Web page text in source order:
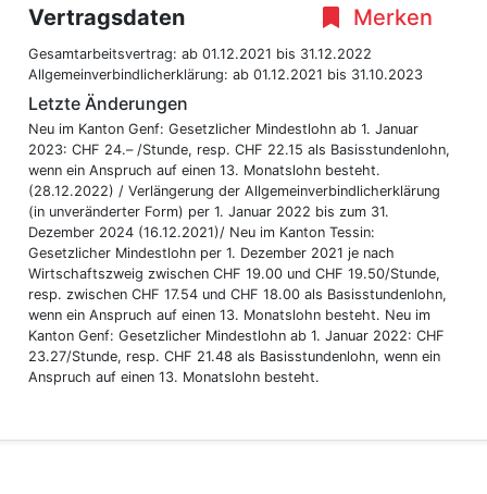
Merken
Vertragsdaten
Gesamtarbeitsvertrag: ab 01.12.2021 bis 31.12.2022
Allgemeinverbindlicherklärung: ab 01.12.2021 bis 31.10.2023
Letzte Änderungen
Neu im Kanton Genf: Gesetzlicher Mindestlohn ab 1. Januar
2023: CHF 24.– /Stunde, resp. CHF 22.15 als Basisstundenlohn,
wenn ein Anspruch auf einen 13. Monatslohn besteht.
(28.12.2022) / Verlängerung der Allgemeinverbindlicherklärung
(in unveränderter Form) per 1. Januar 2022 bis zum 31.
Dezember 2024 (16.12.2021)/ Neu im Kanton Tessin:
Gesetzlicher Mindestlohn per 1. Dezember 2021 je nach
Wirtschaftszweig zwischen CHF 19.00 und CHF 19.50/Stunde,
resp. zwischen CHF 17.54 und CHF 18.00 als Basisstundenlohn,
wenn ein Anspruch auf einen 13. Monatslohn besteht. Neu im
Kanton Genf: Gesetzlicher Mindestlohn ab 1. Januar 2022: CHF
23.27/Stunde, resp. CHF 21.48 als Basisstundenlohn, wenn ein
Anspruch auf einen 13. Monatslohn besteht.